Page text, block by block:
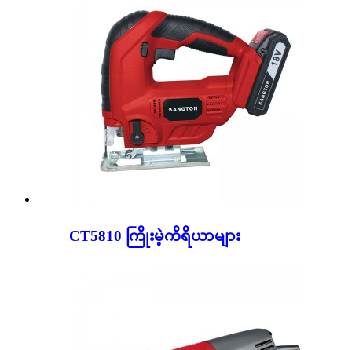
CT5810 ကြိုးမဲ့ကိရိယာများ